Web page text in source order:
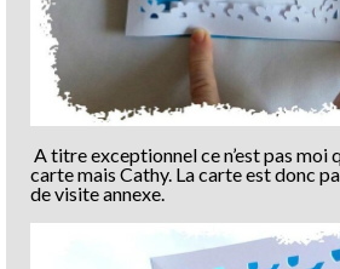
A titre exceptionnel ce n’est pas moi
carte mais Cathy. La carte est donc
de visite annexe.